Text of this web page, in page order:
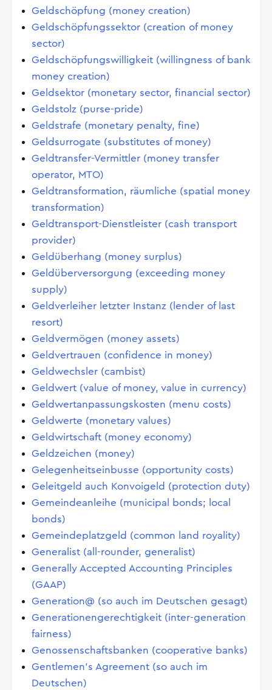
Geldschöpfung (money creation)
Geldschöpfungssektor (creation of money
sector)
Geldschöpfungswilligkeit (willingness of bank
money creation)
Geldsektor (monetary sector, financial sector)
Geldstolz (purse-pride)
Geldstrafe (monetary penalty, fine)
Geldsurrogate (substitutes of money)
Geldtransfer-Vermittler (money transfer
operator, MTO)
Geldtransformation, räumliche (spatial money
transformation)
Geldtransport-Dienstleister (cash transport
provider)
Geldüberhang (money surplus)
Geldüberversorgung (exceeding money
supply)
Geldverleiher letzter Instanz (lender of last
resort)
Geldvermögen (money assets)
Geldvertrauen (confidence in money)
Geldwechsler (cambist)
Geldwert (value of money, value in currency)
Geldwertanpassungskosten (menu costs)
Geldwerte (monetary values)
Geldwirtschaft (money economy)
Geldzeichen (money)
Gelegenheitseinbusse (opportunity costs)
Geleitgeld auch Konvoigeld (protection duty)
Gemeindeanleihe (municipal bonds; local
bonds)
Gemeindeplatzgeld (common land royality)
Generalist (all-rounder, generalist)
Generally Accepted Accounting Principles
(GAAP)
Generation@ (so auch im Deutschen gesagt)
Generationengerechtigkeit (inter-generation
fairness)
Genossenschaftsbanken (cooperative banks)
Gentlemen's Agreement (so auch im
Deutschen)